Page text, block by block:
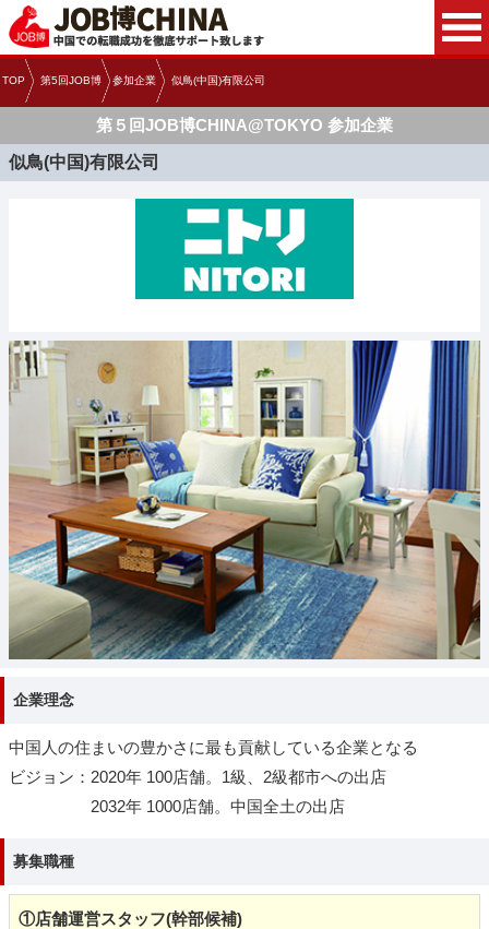
TOP 第5回JOB博 参加企業 似鳥(中国)有限公司
第５回JOB博CHINA@TOKYO 参加企業
似鳥(中国)有限公司
企業理念
中国人の住まいの豊かさに最も貢献している企業となる
ビジョン：2020年 100店舗。1級、2級都市への出店
2032年 1000店舗。中国全土の出店
募集職種
①店舗運営スタッフ(幹部候補)